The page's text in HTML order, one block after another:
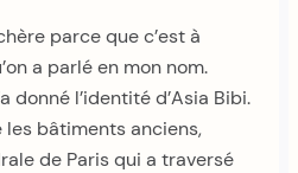
parce que c’est à
a parlé en mon nom.
donné l’identité d’Asia Bibi.
bâtiments anciens,
de Paris qui a traversé